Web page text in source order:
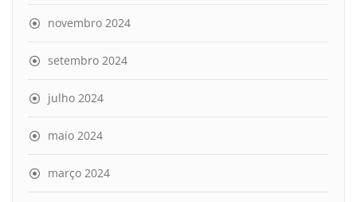
novembro 2024
setembro 2024
julho 2024
maio 2024
março 2024